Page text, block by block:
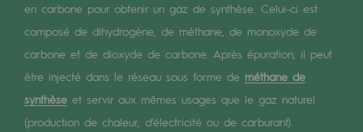
Transversalité et Collaboratif
Notre culture et nos valeurs
Une organisation certifiée
Notre organisation
en carbone pour obtenir un gaz de synthèse. Celui-ci est
composé de dihydrogène, de méthane, de monoxyde de
carbone et de dioxyde de carbone. Après épuration, il peut
être injecté dans le réseau sous forme de méthane de
synthèse et servir aux mêmes usages que le gaz naturel
(production de chaleur, d’électricité ou de carburant).